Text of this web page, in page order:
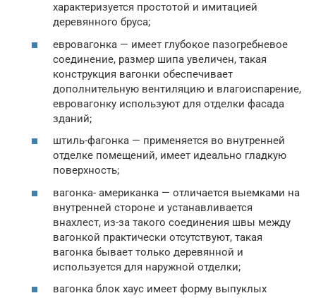
характеризуется простотой и имитацией
деревянного бруса;
евровагонка — имеет глубокое пазогребневое
соединение, размер шипа увеличен, такая
конструкция вагонки обеспечивает
дополнительную вентиляцию и влагоиспарение,
евровагонку используют для отделки фасада
зданий;
штиль-фагонка — применяется во внутренней
отделке помещений, имеет идеально гладкую
поверхность;
вагонка- американка — отличается выемками на
внутренней стороне и устанавливается
внахлест, из-за такого соединения швы между
вагонкой практически отсутствуют, такая
вагонка бывает только деревянной и
используется для наружной отделки;
вагонка блок хаус имеет форму выпуклых